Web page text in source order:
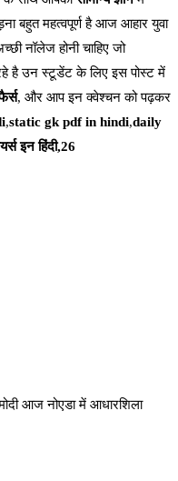
बहुत महत्वपूर्ण है आज आहार युवा
नॉलेज होनी चाहिए जो
है उन स्टूडेंट के लिए इस पोस्ट में
, और आप इन क्वेश्चन को पढ़कर
,static gk pdf in hindi,daily
इन हिंदी,26
आज नोएडा में आधारशिला